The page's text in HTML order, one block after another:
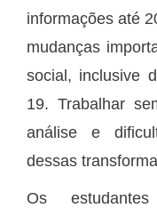
informações até
mudanças
social, inclusive
19. Trabalhar
análise e
dessas
Os